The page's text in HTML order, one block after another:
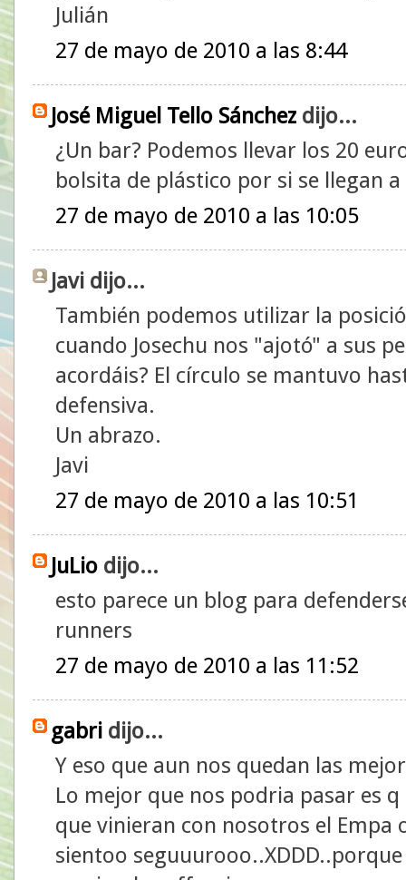
Julián
27 de mayo de 2010 a las 8:44
José Miguel Tello Sánchez dijo...
¿Un bar? Podemos llevar los 20
bolsita de plástico por si se llegan
27 de mayo de 2010 a las 10:05
Javi dijo...
También podemos utilizar la
cuando Josechu nos "ajotó" a sus
acordáis? El círculo se mantuvo
defensiva.
Un abrazo.
Javi
27 de mayo de 2010 a las 10:51
JuLio dijo...
esto parece un blog para
runners
27 de mayo de 2010 a las 11:52
gabri dijo...
Y eso que aun nos quedan las
Lo mejor que nos podria pasar es
que vinieran con nosotros el Empa
sientoo